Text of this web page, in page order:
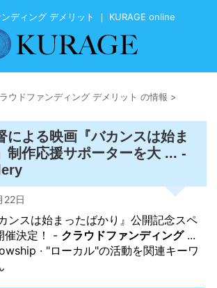
ディング デメリット ｜ KURAGE online
ウドファンディング デメリット の情報 >
による映画『バカンスは始ま
制作応援サポーターを大 ... -
22日
ンスは始まったばかり』公開記念スペ
催決定！ - クラウドファンディング...
· "ローカル"の活動を関連キーワ